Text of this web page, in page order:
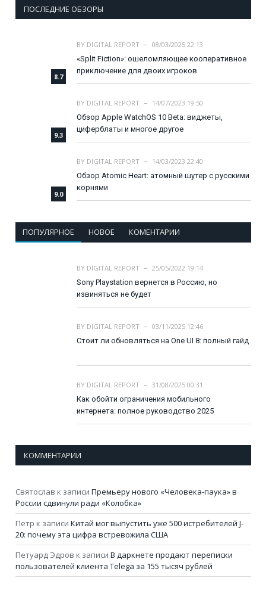
ПОСЛЕДНИЕ ОБЗОРЫ
8.7
BY DIGITAL REPORT
08/03/2025 22:13
«Split Fiction»: ошеломляющее кооперативное
приключение для двоих игроков
9.3
BY DIGITAL REPORT
14/07/2023 19:50
Обзор Apple WatchOS 10 Beta: виджеты,
циферблаты и многое другое
9.0
BY DIGITAL REPORT
14/03/2023 22:40
Обзор Atomic Heart: атомный шутер с русскими
корнями
ПОПУЛЯРНОЕ НОВОЕ КОМЕНТАРИИ
BY DIGITAL REPORT
25/05/2022 19:14
Sony Playstation вернется в Россию, но
извиняться не будет
BY DIGITAL REPORT
03/11/2025 12:46
Стоит ли обновляться на One UI 8: полный гайд
BY DIGITAL REPORT
31/08/2025 00:31
Как обойти ограничения мобильного
интернета: полное руководство 2025
КОММЕНТАРИИ
Святослав к записи Премьеру нового «Человека-паука» в
России сдвинули ради «Колобка»
Петр к записи Китай мог выпустить уже 500 истребителей J-
20: почему эта цифра встревожила США
Петуард Эдров к записи В даркнете продают переписки
пользователей клиента Telega за 155 тысяч рублей